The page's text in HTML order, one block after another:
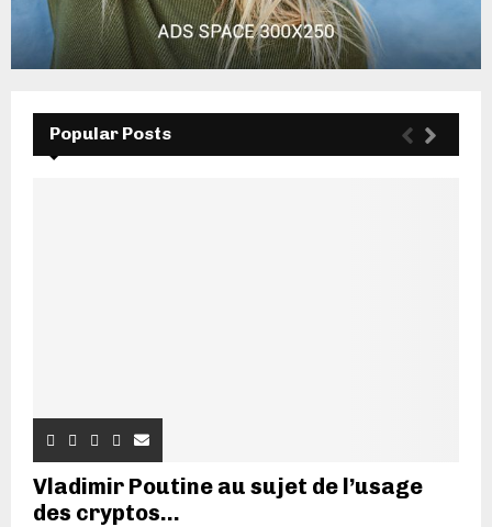
Popular Posts
Vladimir Poutine au sujet de l’usage
des cryptos...